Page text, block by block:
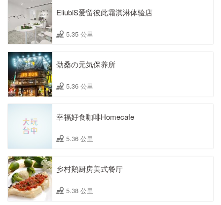
EliubiS爱留彼此霜淇淋体验店
5.35 公里
劲桑の元気保养所
5.36 公里
幸福好食咖啡Homecafe
5.36 公里
乡村鹅厨房美式餐厅
5.38 公里